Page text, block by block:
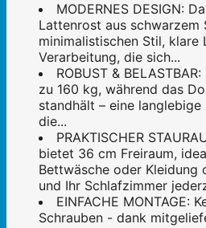
MODERNES DESIGN:
Lattenrost aus
minimalistischen Stil, klare
Verarbeitung, die sich...
ROBUST &
zu 160 kg, während das
standhält – eine
die...
PRAKTISCHER
bietet 36 cm Freiraum,
Bettwäsche oder Kleidung
und Ihr Schlafzimmer
EINFACHE MONTAGE:
Schrauben - dank